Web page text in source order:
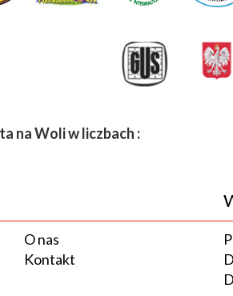
na Woli w liczbach :
O nas
Kontakt